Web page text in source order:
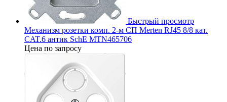
Быстрый просмотр
Механизм розетки комп. 2-м СП Merten RJ45 8/8 кат.
CAT.6 антик SchE MTN465706
Цена по запросу